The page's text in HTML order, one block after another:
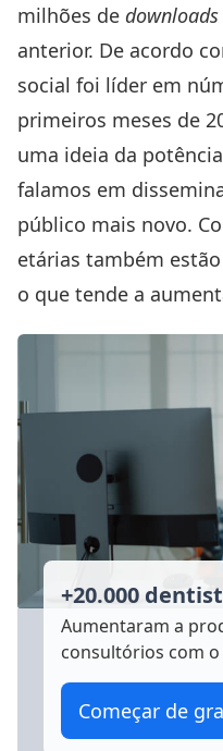
milhões de downloads
anterior. De acordo
social foi líder em
primeiros meses de
uma ideia da
falamos em
público mais novo.
etárias também
o que tende a
+20.000
Aumentaram a
consultórios com o
Começar de